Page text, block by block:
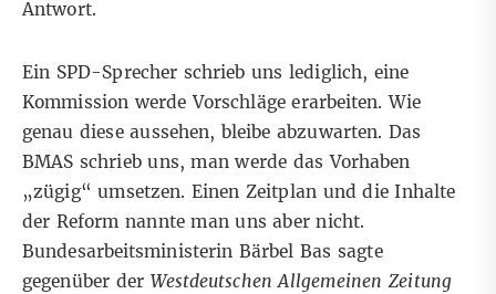
Antwort.
Ein SPD-Sprecher schrieb uns lediglich, eine
Kommission werde Vorschläge erarbeiten. Wie
genau diese aussehen, bleibe abzuwarten. Das
BMAS schrieb uns, man werde das Vorhaben
„zügig“ umsetzen. Einen Zeitplan und die Inhalte
der Reform nannte man uns aber nicht.
Bundesarbeitsministerin Bärbel Bas sagte
gegenüber der Westdeutschen Allgemeinen Zeitung